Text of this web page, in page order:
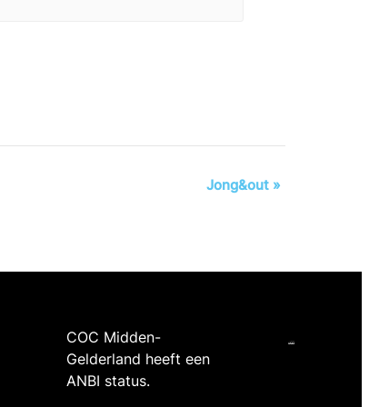
Jong&out »
COC Midden-
Gelderland heeft een
ANBI status.